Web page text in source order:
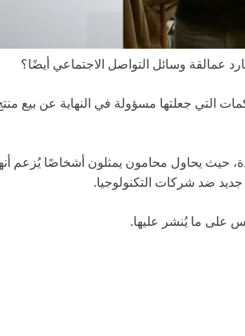
عمالقة وسائل التواصل الاجتماعي أيضًا؟
التي جعلتها مسؤولة في النهاية عن بيع
حيث يحاول محامون يمثلون أشخاصًا يُزعم
ضد شركات التكنولوجيا.
على ما يُنشر عليها.